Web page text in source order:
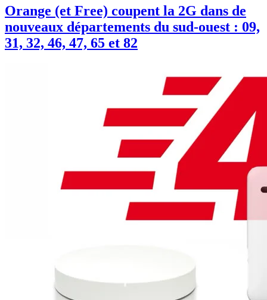
Orange (et Free) coupent la 2G dans de
nouveaux départements du sud-ouest : 09,
31, 32, 46, 47, 65 et 82